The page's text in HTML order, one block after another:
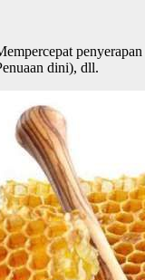
penyerapan
dini), dll.